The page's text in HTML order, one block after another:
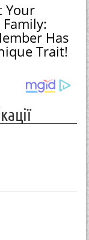
Your
Has
Trait!